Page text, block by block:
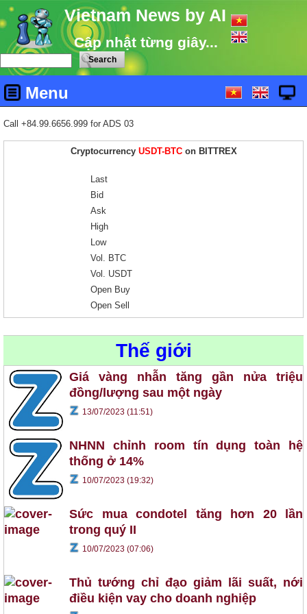
Vietnam News by AI
Cập nhật từng giây...
Menu
Call +84.99.6656.999 for ADS 03
Cryptocurrency USDT-BTCon BITTREX
Last
Bid
Ask
High
Low
Vol. BTC
Vol. USDT
Open Buy
Open Sell
Thế giới
Giá vàng nhẫn tăng gần nửa triệu
đồng/lượng sau một ngày
13/07/2023 (11:51)
NHNN chỉnh room tín dụng toàn hệ
thống ở 14%
10/07/2023 (19:32)
Sức mua condotel tăng hơn 20 lần
trong quý II
10/07/2023 (07:06)
Thủ tướng chỉ đạo giảm lãi suất, nới
điều kiện vay cho doanh nghiệp